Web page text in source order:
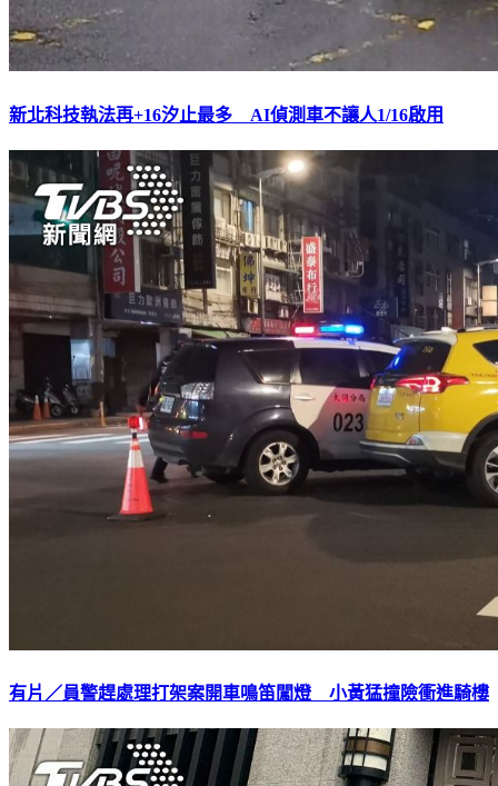
新北科技執法再+16汐止最多 AI偵測車不讓人1/16啟用
有片／員警趕處理打架案開車鳴笛闖燈 小黃猛撞險衝進騎樓